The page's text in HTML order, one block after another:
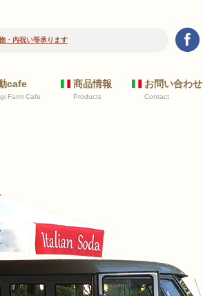
・内祝い等承ります
cafe
Farm Cafe
商品情報
Products
お問い合わせ
Contact